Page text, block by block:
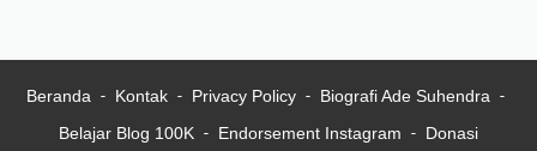
Beranda Kontak Privacy Policy
Biografi Ade Suhendra
Belajar Blog 100K
Endorsement Instagram Donasi